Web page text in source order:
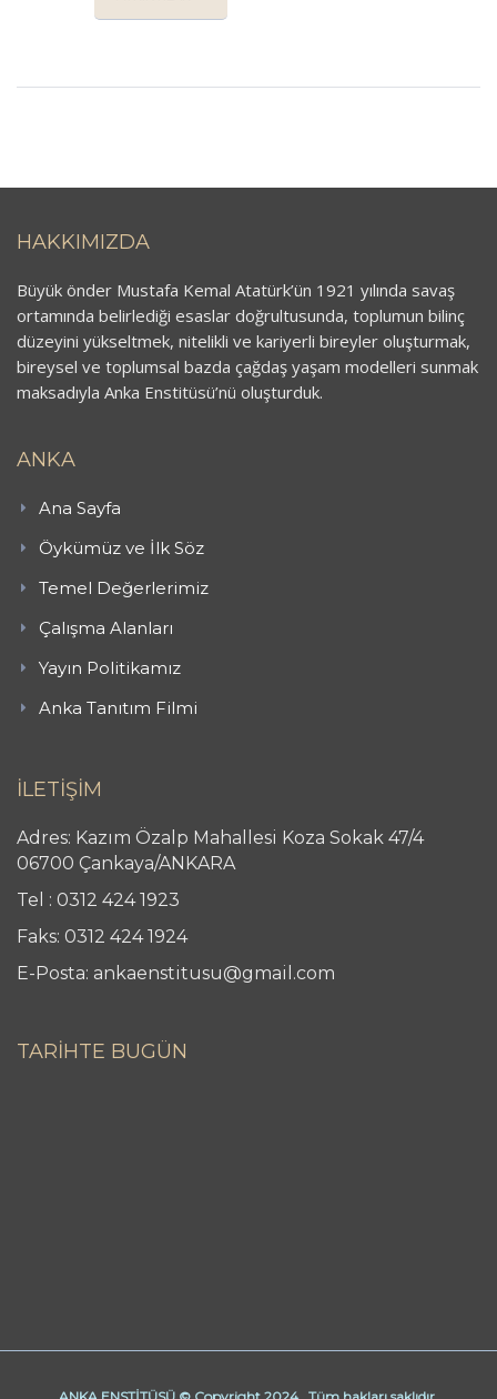
HAKKIMIZDA
Büyük önder Mustafa Kemal Atatürk’ün 1921 yılında savaş
ortamında belirlediği esaslar doğrultusunda, toplumun bilinç
düzeyini yükseltmek, nitelikli ve kariyerli bireyler oluşturmak,
bireysel ve toplumsal bazda çağdaş yaşam modelleri sunmak
maksadıyla Anka Enstitüsü’nü oluşturduk.
ANKA
Ana Sayfa
Öykümüz ve İlk Söz
Temel Değerlerimiz
Çalışma Alanları
Yayın Politikamız
Anka Tanıtım Filmi
İLETİŞİM
Adres: Kazım Özalp Mahallesi Koza Sokak 47/4
06700 Çankaya/ANKARA
Tel : 0312 424 1923
Faks: 0312 424 1924
E-Posta: ankaenstitusu@gmail.com
TARİHTE BUGÜN